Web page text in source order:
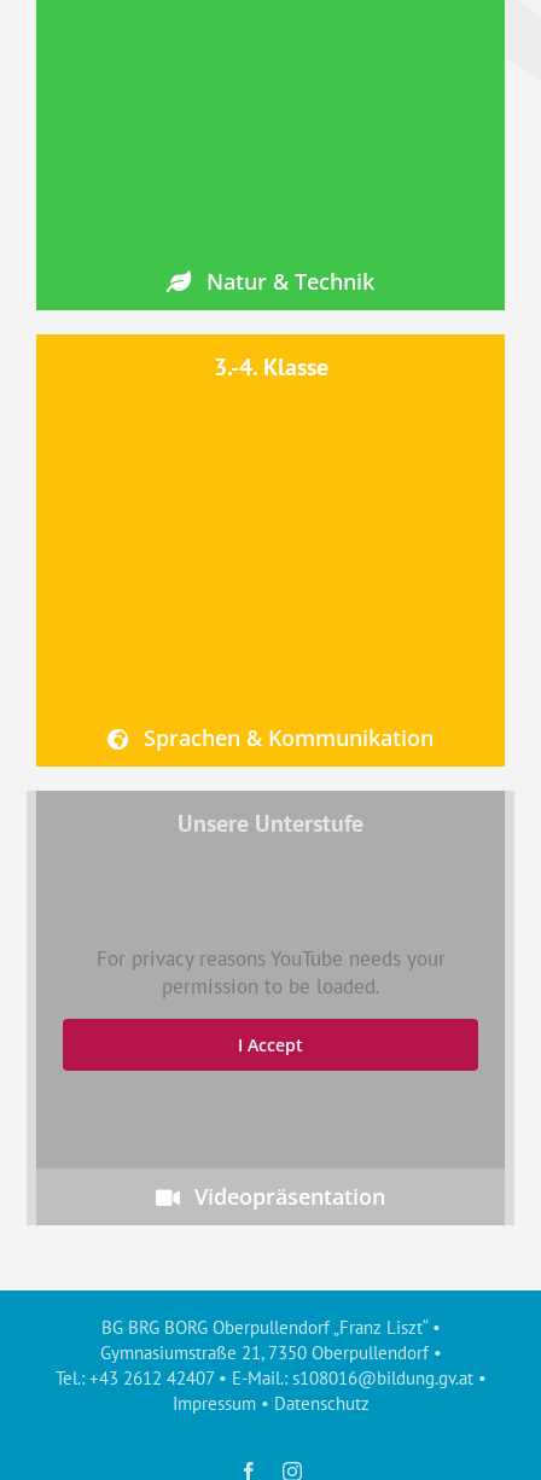
Natur & Technik
3.-4. Klasse
Sprachen & Kommunikation
Unsere Unterstufe
For privacy reasons YouTube needs your
permission to be loaded.
I Accept
Videopräsentation
BG BRG BORG Oberpullendorf „Franz Liszt“ •
Gymnasiumstraße 21, 7350 Oberpullendorf •
Tel.: +43 2612 42407 • E-Mail.: s108016@bildung.gv.at•
Impressum• Datenschutz
FacebookInstagram